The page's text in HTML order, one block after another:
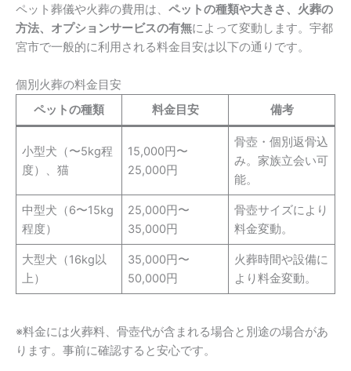
ペット葬儀や火葬の費用は、 ペットの種類や大きさ、火葬の
方法、オプションサービスの有無によって変動します。宇都
宮市で一般的に利用される料金目安は以下の通りです。
個別火葬の料金目安
ペットの種類
料金目安 備考
小型犬（〜5kg程
度）、猫
15,000円〜
25,000円
骨壺・個別返骨込
み。家族立会い可
能。
中型犬（6〜15kg
程度）
25,000円〜
35,000円
骨壺サイズにより
料金変動。
大型犬（16kg以
上）
35,000円〜
50,000円
火葬時間や設備に
より料金変動。
※料金には火葬料、骨壺代が含まれる場合と別途の場合があ
ります。事前に確認すると安心です。